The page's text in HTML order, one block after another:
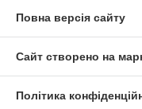
Повна версія сайту
Сайт створено на
Політика